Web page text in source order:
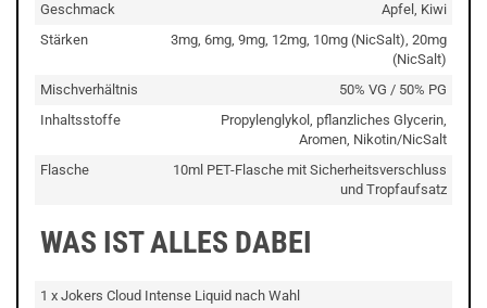
Geschmack
Apfel, Kiwi
Stärken
3mg, 6mg, 9mg, 12mg, 10mg (NicSalt), 20mg
(NicSalt)
Mischverhältnis
50% VG / 50% PG
Inhaltsstoffe
Propylenglykol, pflanzliches Glycerin,
Aromen, Nikotin/NicSalt
Flasche
10ml PET-Flasche mit Sicherheitsverschluss
und Tropfaufsatz
WAS IST ALLES DABEI
1 x Jokers Cloud Intense Liquid nach Wahl